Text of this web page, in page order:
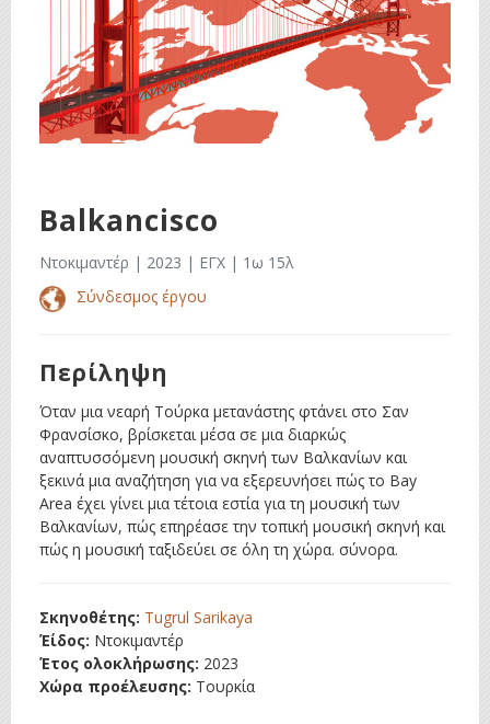
Balkancisco
Ντοκιμαντέρ | 2023 | ΕΓΧ | 1ω 15λ
Σύνδεσμος έργου
Περίληψη
Όταν μια νεαρή Τούρκα μετανάστης φτάνει στο Σαν
Φρανσίσκο, βρίσκεται μέσα σε μια διαρκώς
αναπτυσσόμενη μουσική σκηνή των Βαλκανίων και
ξεκινά μια αναζήτηση για να εξερευνήσει πώς το Bay
Area έχει γίνει μια τέτοια εστία για τη μουσική των
Βαλκανίων, πώς επηρέασε την τοπική μουσική σκηνή και
πώς η μουσική ταξιδεύει σε όλη τη χώρα. σύνορα.
Σκηνοθέτης: Tugrul Sarikaya
Έίδος: Ντοκιμαντέρ
Έτος ολοκλήρωσης: 2023
Χώρα προέλευσης: Τουρκία